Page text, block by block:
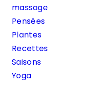
massage
Pensées
Plantes
Recettes
Saisons
Yoga